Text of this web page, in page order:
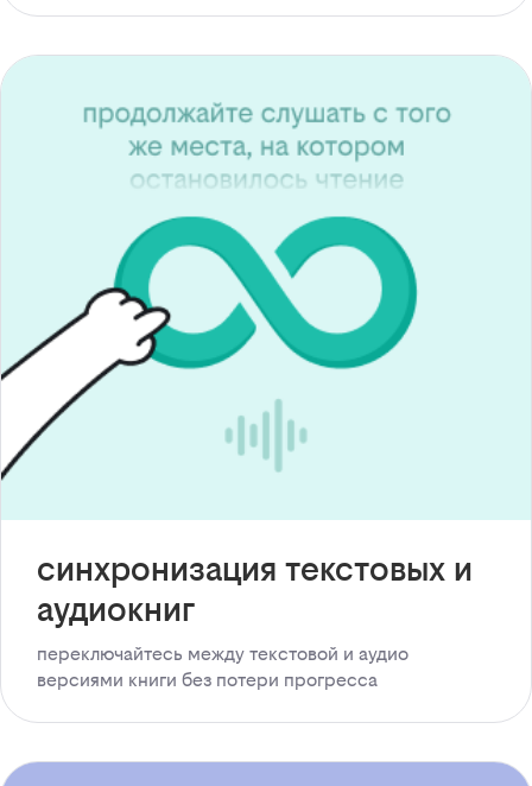
синхронизация текстовых и
аудиокниг
переключайтесь между текстовой и аудио
версиями книги без потери прогресса